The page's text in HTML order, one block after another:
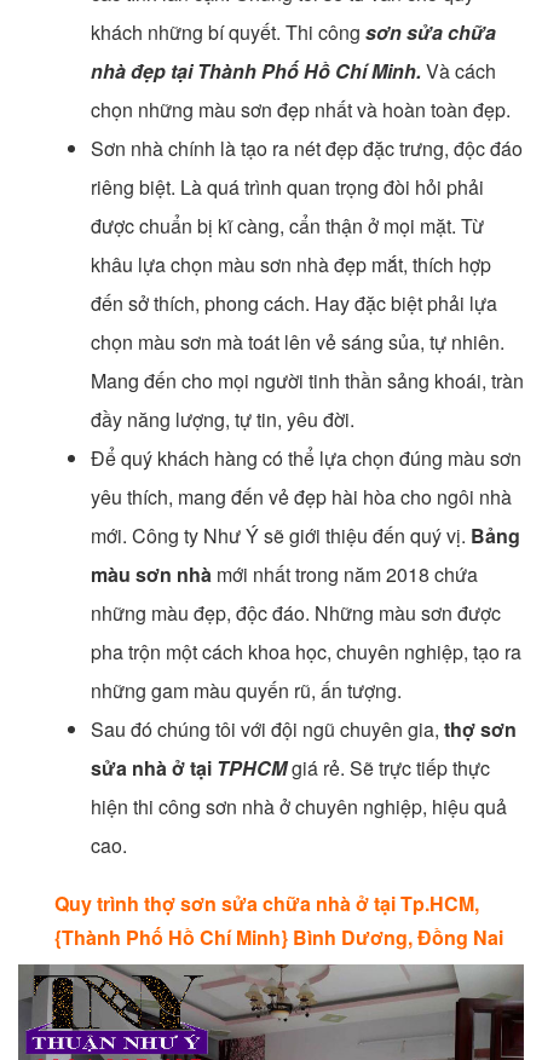
khách những bí quyết. Thi công sơn sửa chữa
nhà đẹp tại Thành Phố Hồ Chí Minh. Và cách
chọn những màu sơn đẹp nhất và hoàn toàn đẹp.
Sơn nhà chính là tạo ra nét đẹp đặc trưng, độc đáo
riêng biệt. Là quá trình quan trọng đòi hỏi phải
được chuẩn bị kĩ càng, cẩn thận ở mọi mặt. Từ
khâu lựa chọn màu sơn nhà đẹp mắt, thích hợp
đến sở thích, phong cách. Hay đặc biệt phải lựa
chọn màu sơn mà toát lên vẻ sáng sủa, tự nhiên.
Mang đến cho mọi người tinh thần sảng khoái, tràn
đầy năng lượng, tự tin, yêu đời.
Để quý khách hàng có thể lựa chọn đúng màu sơn
yêu thích, mang đến vẻ đẹp hài hòa cho ngôi nhà
mới. Công ty Như Ý sẽ giới thiệu đến quý vị. Bảng
màu sơn nhà mới nhất trong năm 2018 chứa
những màu đẹp, độc đáo. Những màu sơn được
pha trộn một cách khoa học, chuyên nghiệp, tạo ra
những gam màu quyến rũ, ấn tượng.
Sau đó chúng tôi với đội ngũ chuyên gia, thợ sơn
sửa nhà ở tại TPHCMgiá rẻ. Sẽ trực tiếp thực
hiện thi công sơn nhà ở chuyên nghiệp, hiệu quả
cao.
Quy trình thợ sơn sửa chữa nhà ở tại Tp.HCM,
{Thành Phố Hồ Chí Minh} Bình Dương, Đồng Nai